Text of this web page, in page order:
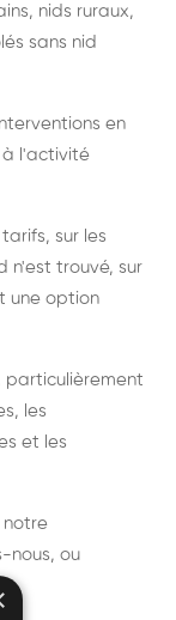
nids ruraux,
sans nid
en
à l'activité
tarifs, sur les
n'est trouvé, sur
une option
particulièrement
les
et les
notre
nous, ou